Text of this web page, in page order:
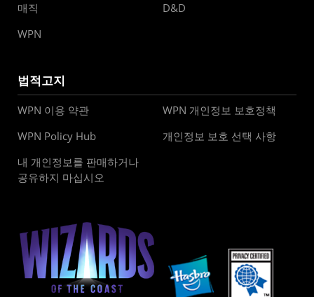
매직
D&D
WPN
법적고지
WPN 이용 약관
WPN 개인정보 보호정책
WPN Policy Hub
개인정보 보호 선택 사항
내 개인정보를 판매하거나
공유하지 마십시오